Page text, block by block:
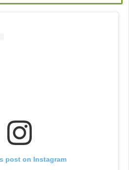
post on Instagram